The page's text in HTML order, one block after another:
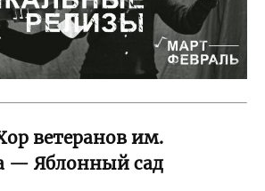
ветеранов им.
— Яблонный сад